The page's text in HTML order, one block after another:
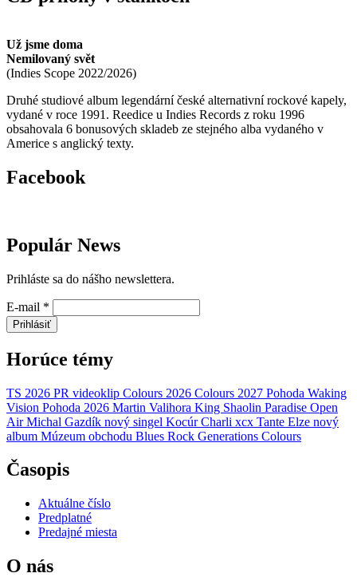
Už jsme doma
Nemilovaný svět
(Indies Scope 2022/2026)
Druhé studiové album legendární české alternativní rockové kapely,
vydané v roce 1991. Reedice u Indies Records z roku 1996
obsahovala 6 bonusových skladeb ze stejného alba vydaného v
Americe s anglický texty.
Facebook
Populár News
Prihláste sa do nášho newslettera.
E-mail *
Prihlásiť
Horúce témy
TS 2026 PR videoklip Colours 2026 Colours 2027 Pohoda Waking
Vision Pohoda 2026 Martin Valihora King Shaolin Paradise Open
Air Michal Gazdík nový singel Kocúr Charli xcx Tante Elze nový
album Múzeum obchodu Blues Rock Generations Colours
Časopis
Aktuálne číslo
Predplatné
Predajné miesta
O nás